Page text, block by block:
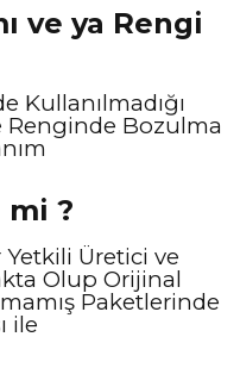
ve ya Rengi
Kullanılmadığı
Renginde Bozulma
mi ?
Üretici ve
Olup Orijinal
Paketlerinde
ile